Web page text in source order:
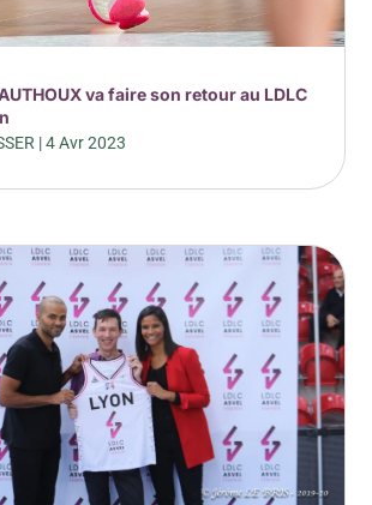
va faire son retour au LDLC
|4 Avr 2023